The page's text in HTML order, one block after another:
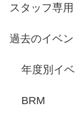
スタッフ専用
過去のイベン
年度別イ
BRM